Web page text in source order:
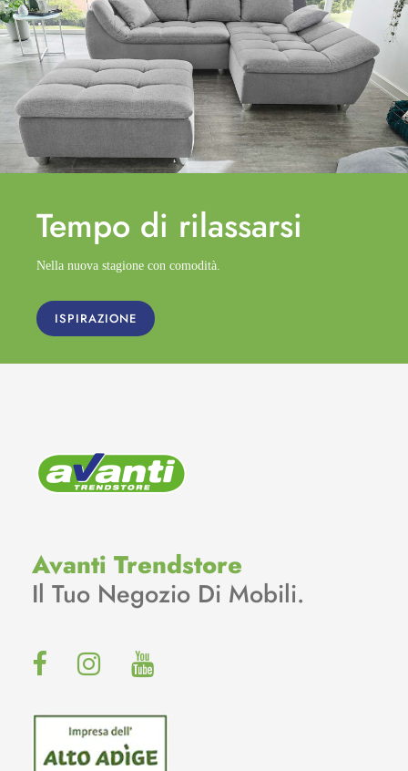
Tempo di rilassarsi
Nella nuova stagione con comodità.
ISPIRAZIONE
Avanti Trendstore
Il Tuo Negozio Di Mobili.